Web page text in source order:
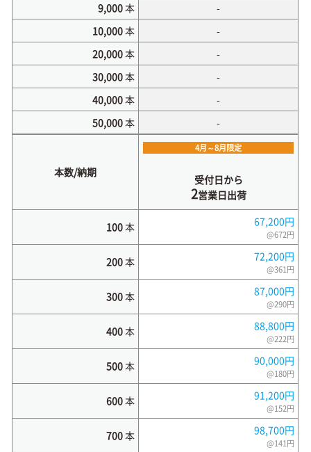
9,000本
-
10,000本
-
20,000本
-
30,000本
-
40,000本
-
50,000本 -
本数/納期
4月～8月限定
受付日から
2営業日出荷
100本 67,200円
@672円
200本 72,200円
@361円
300本 87,000円
@290円
400本 88,800円
@222円
500本 90,000円
@180円
600本 91,200円
@152円
700本 98,700円
@141円